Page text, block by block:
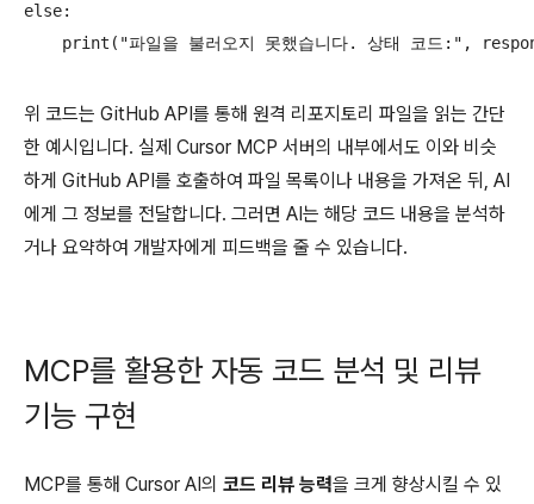
else:
위 코드는 GitHub API를 통해 원격 리포지토리 파일을 읽는 간단
한 예시입니다. 실제 Cursor MCP 서버의 내부에서도 이와 비슷
하게 GitHub API를 호출하여 파일 목록이나 내용을 가져온 뒤, AI
에게 그 정보를 전달합니다. 그러면 AI는 해당 코드 내용을 분석하
거나 요약하여 개발자에게 피드백을 줄 수 있습니다.
MCP를 활용한 자동 코드 분석 및 리뷰
기능 구현
MCP를 통해 Cursor AI의 코드 리뷰 능력을 크게 향상시킬 수 있